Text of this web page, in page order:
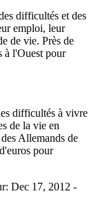
difficultés et des
emploi, leur
de vie. Près de
à l'Ouest pour
difficultés à vivre
de la vie en
Allemands de
pour
Dec 17, 2012 -